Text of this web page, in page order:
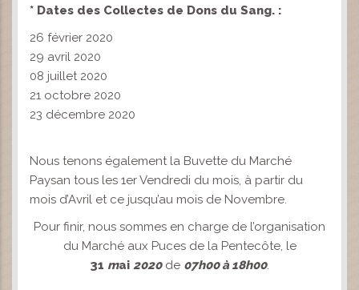
* Dates des Collectes de Dons du Sang. :
26 février 2020
29 avril 2020
08 juillet 2020
21 octobre 2020
23 décembre 2020
Nous tenons également la Buvette du Marché
Paysan tous les 1er Vendredi du mois, à partir du
mois d’Avril et ce jusqu’au mois de Novembre.
Pour finir, nous sommes en charge de l’organisation
du Marché aux Puces de la Pentecôte, le
31 mai 2020de 07h00 à 18h00.